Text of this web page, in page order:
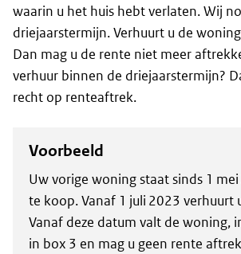
waarin u het huis hebt verlaten. Wij
driejaarstermijn. Verhuurt u de
Dan mag u de rente niet meer
verhuur binnen de driejaarstermijn?
recht op renteaftrek.
Voorbeeld
Uw vorige woning staat sinds 1
te koop. Vanaf 1 juli 2023 verhuurt
Vanaf deze datum valt de woning,
in box 3 en mag u geen rente